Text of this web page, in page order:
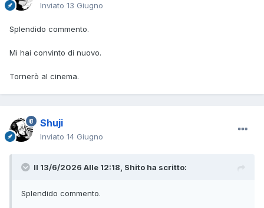
Inviato 13 Giugno
Splendido commento.
Mi hai convinto di nuovo.
Tornerò al cinema.
Shuji
Inviato 14 Giugno
Il 13/6/2026 Alle 12:18, Shito ha scritto:
Splendido commento.